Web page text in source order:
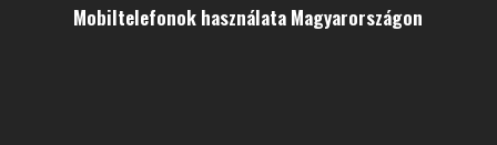
Mobiltelefonok használata Magyarországon